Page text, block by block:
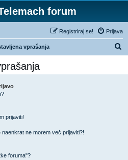
forum
Prijava
Registriraj se!
vprašanja
prijaviti!
ne morem več prijaviti?!
foruma"?